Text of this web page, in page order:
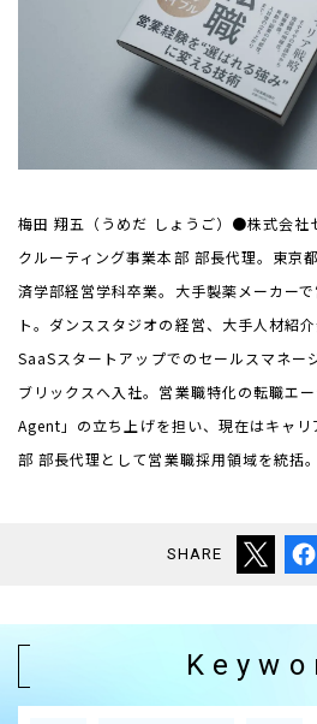
梅田 翔五（うめだ しょうご）●株式会社
クルーティング事業本部 部長代理。東京
済学部経営学科卒業。大手製薬メーカー
ト。ダンススタジオの経営、大手人材紹
SaaSスタートアップでのセールスマネー
ブリックスへ入社。営業職特化の転職エ
Agent」の立ち上げを担い、現在はキャ
部 部長代理として営業職採用領域を統括
SHARE